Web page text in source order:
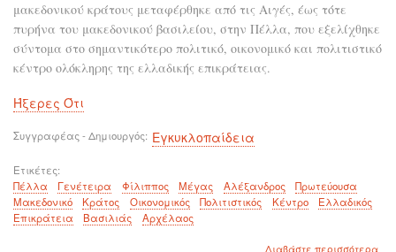
μακεδονικού κράτους μεταφέρθηκε από τις Αιγές, έως τότε
πυρήνα του μακεδονικού βασιλείου, στην Πέλλα, που εξελίχθηκε
σύντομα στο σημαντικότερο πολιτικό, οικονομικό και πολιτιστικό
κέντρο ολόκληρης της ελλαδικής επικράτειας.
Ήξερες Ότι
Συγγραφέας - Δημιουργός Εγκυκλοπαίδεια
Ετικέτες
Πέλλα
Γενέτειρα Φίλιππος Μέγας Αλέξανδρος
Πρωτεύουσα
Μακεδονικό
Κράτος Οικονομικός Πολιτιστικός Κέντρο
Ελλαδικός
Επικράτεια
Βασιλιάς Αρχέλαος
Διαβάστε περισσότεραγια